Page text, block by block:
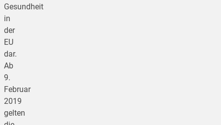
Gesundheit
in
der
EU
dar.
Ab
9.
Februar
2019
gelten